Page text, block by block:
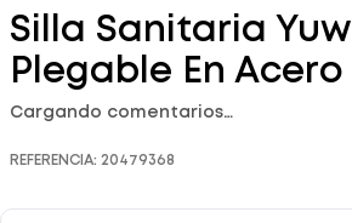
Silla Sanitaria
Plegable En Acero
Cargando comentarios…
REFERENCIA: 20479368